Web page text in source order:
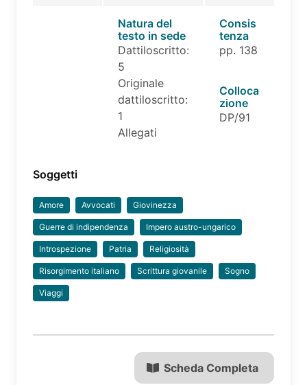
Natura del
testo in sede
Dattiloscritto:
5
Originale
dattiloscritto:
1
Allegati
Consis
tenza
pp. 138
Colloca
zione
DP/91
Soggetti
Amore Avvocati Giovinezza
Guerre di indipendenza Impero austro-ungarico
Introspezione Patria Religiosità
Risorgimento italiano Scrittura giovanile Sogno
Viaggi
Scheda Completa